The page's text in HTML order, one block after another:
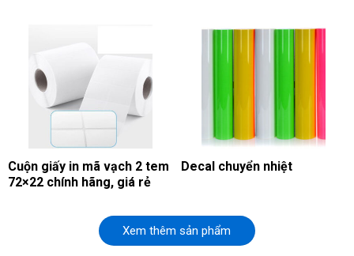
Cuộn giấy in mã vạch 2 tem
72×22 chính hãng, giá rẻ
Decal chuyển nhiệt
Xem thêm sản phẩm